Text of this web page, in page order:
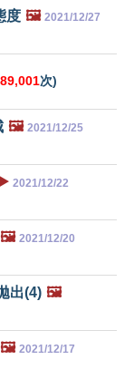
度 🖼️ 2021/12/27
次)
🖼️ 2021/12/25
2021/12/22
🖼️ 2021/12/20
出(4) 🖼️
🖼️ 2021/12/17